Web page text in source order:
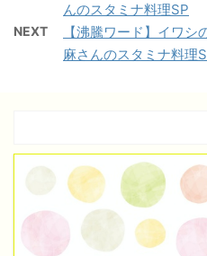
んのスタミナ料理SP
NEXT
【沸騰ワード】イワ
麻さんのスタミナ料理